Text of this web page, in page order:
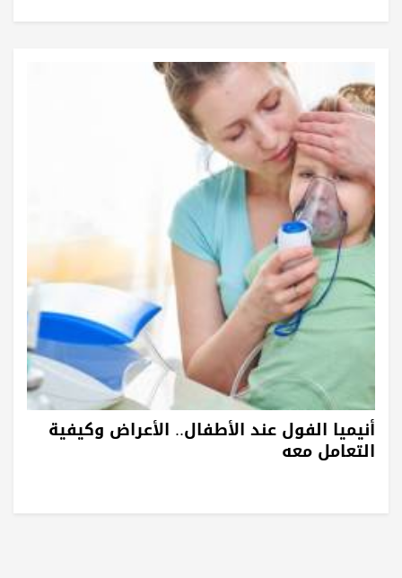
أنيميا الفول عند الأطفال.. الأعراض وكيفية
التعامل معه